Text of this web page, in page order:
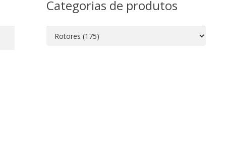
Categorias de produtos